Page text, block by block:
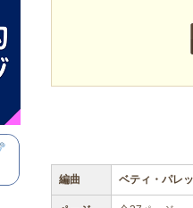
編曲 ベティ・パレ